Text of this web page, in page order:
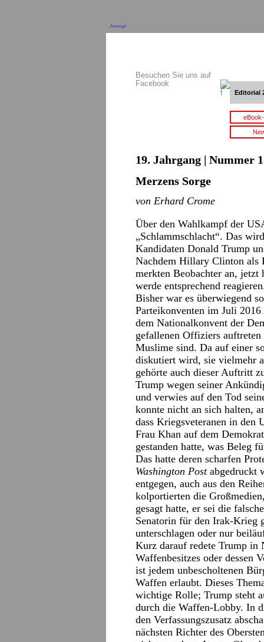
Anzeige
Besuchen Sie uns auf
Facebook
Editorial
19. Jahrgang | Nummer
Merzens Sorge
von Erhard Crome
Über den Wahlkampf der
„Schlammschlacht“. Das
Kandidaten Donald Trump
Nachdem Hillary Clinton als
merkten Beobachter an, jetzt
werde entsprechend
Bisher war es überwiegend
Parteikonventen im Juli
dem Nationalkonvent der
gefallenen Offiziers auftreten
Muslime sind. Da auf einer
diskutiert wird, sie vielmehr
gehörte auch dieser Auftritt
Trump wegen seiner
und verwies auf den Tod
konnte nicht an sich halten,
dass Kriegsveteranen in den
Frau Khan auf dem
gestanden hatte, was Beleg
Das hatte deren scharfen
Washington Postabgedruckt
entgegen, auch aus den
kolportierten die
gesagt hatte, er sei die
Senatorin für den Irak-Krieg
unterschlagen oder nur
Kurz darauf redete Trump in
Waffenbesitzes oder dessen
ist jedem unbescholtenen
Waffen erlaubt. Dieses
wichtige Rolle; Trump steht
durch die Waffen-Lobby. In
den Verfassungszusatz
nächsten Richter des